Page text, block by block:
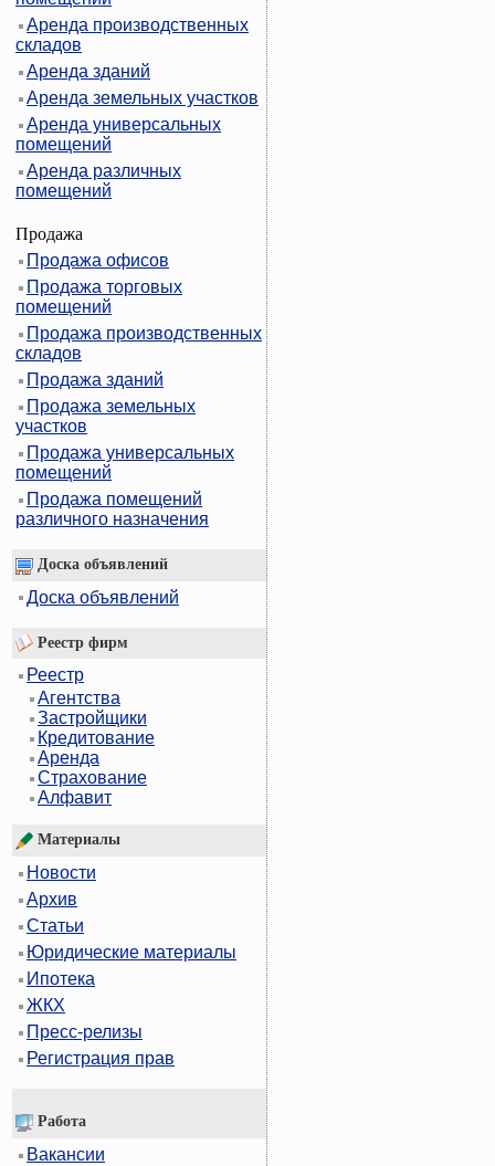
Аренда производственных
складов
Аренда зданий
Аренда земельных участков
Аренда универсальных
помещений
Аренда различных
помещений
Продажа
Продажа офисов
Продажа торговых
помещений
Продажа производственных
складов
Продажа зданий
Продажа земельных
участков
Продажа универсальных
помещений
Продажа помещений
различного назначения
Доска объявлений
Доска объявлений
Реестр фирм
Реестр
Агентства
Застройщики
Кредитование
Аренда
Страхование
Алфавит
Материалы
Новости
Архив
Статьи
Юридические материалы
Ипотека
ЖКХ
Пресс-релизы
Регистрация прав
Работа
Вакансии